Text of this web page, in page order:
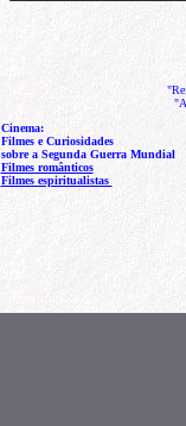
Cinema:
Filmes e Curiosidades
sobre a Segunda Guerra Mundial
Filmes românticos
Filmes espiritualistas